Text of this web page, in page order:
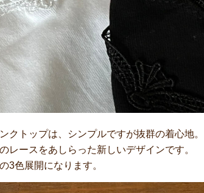
トップは、シンプルですが抜群の着心地。
レースをあしらった新しいデザインです。
3色展開になります。